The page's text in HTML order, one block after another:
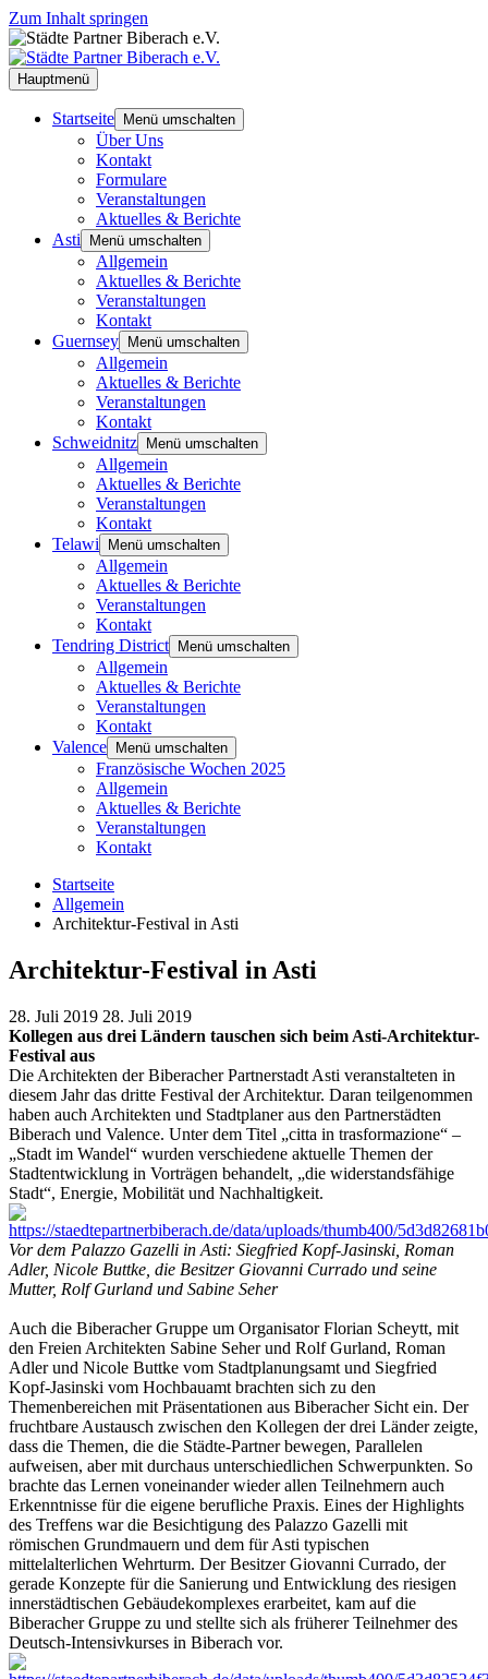
Zum Inhalt springen
Hauptmenü
Startseite Menü umschalten
Über Uns
Kontakt
Formulare
Veranstaltungen
Aktuelles & Berichte
Asti
Menü umschalten
Allgemein
Aktuelles & Berichte
Veranstaltungen
Kontakt
Guernsey
Menü umschalten
Allgemein
Aktuelles & Berichte
Veranstaltungen
Kontakt
Schweidnitz
Menü umschalten
Allgemein
Aktuelles & Berichte
Veranstaltungen
Kontakt
Telawi
Menü umschalten
Allgemein
Aktuelles & Berichte
Veranstaltungen
Kontakt
Tendring District
Menü umschalten
Allgemein
Aktuelles & Berichte
Veranstaltungen
Kontakt
Valence
Menü umschalten
Französische Wochen 2025
Allgemein
Aktuelles & Berichte
Veranstaltungen
Kontakt
Startseite
Allgemein
Architektur-Festival in Asti
Architektur-Festival in Asti
28. Juli 2019 28. Juli 2019
Kollegen aus drei Ländern tauschen sich beim Asti-Architektur-
Festival aus
Die Architekten der Biberacher Partnerstadt Asti veranstalteten in
diesem Jahr das dritte Festival der Architektur. Daran teilgenommen
haben auch Architekten und Stadtplaner aus den Partnerstädten
Biberach und Valence. Unter dem Titel „citta in trasformazione“ –
„Stadt im Wandel“ wurden verschiedene aktuelle Themen der
Stadtentwicklung in Vorträgen behandelt, „die widerstandsfähige
Stadt“, Energie, Mobilität und Nachhaltigkeit.
Vor dem Palazzo Gazelli in Asti: Siegfried Kopf-Jasinski, Roman
Adler, Nicole Buttke, die Besitzer Giovanni Currado und seine
Mutter, Rolf Gurland und Sabine Seher
Auch die Biberacher Gruppe um Organisator Florian Scheytt, mit
den Freien Architekten Sabine Seher und Rolf Gurland, Roman
Adler und Nicole Buttke vom Stadtplanungsamt und Siegfried
Kopf-Jasinski vom Hochbauamt brachten sich zu den
Themenbereichen mit Präsentationen aus Biberacher Sicht ein. Der
fruchtbare Austausch zwischen den Kollegen der drei Länder zeigte,
dass die Themen, die die Städte-Partner bewegen, Parallelen
aufweisen, aber mit durchaus unterschiedlichen Schwerpunkten. So
brachte das Lernen voneinander wieder allen Teilnehmern auch
Erkenntnisse für die eigene berufliche Praxis. Eines der Highlights
des Treffens war die Besichtigung des Palazzo Gazelli mit
römischen Grundmauern und dem für Asti typischen
mittelalterlichen Wehrturm. Der BesitzerGiovanni Currado, der
gerade Konzepte für die Sanierung und Entwicklung des riesigen
innerstädtischen Gebäudekomplexes erarbeitet, kam auf die
Biberacher Gruppe zu und stellte sich als früherer Teilnehmer des
Deutsch-Intensivkurses in Biberach vor.